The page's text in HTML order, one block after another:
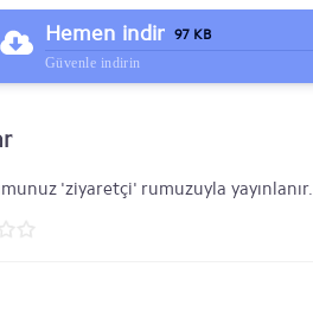
Hemen indir 97 KB
Güvenle indirin
'ziyaretçi' rumuzuyla yayınlanır.